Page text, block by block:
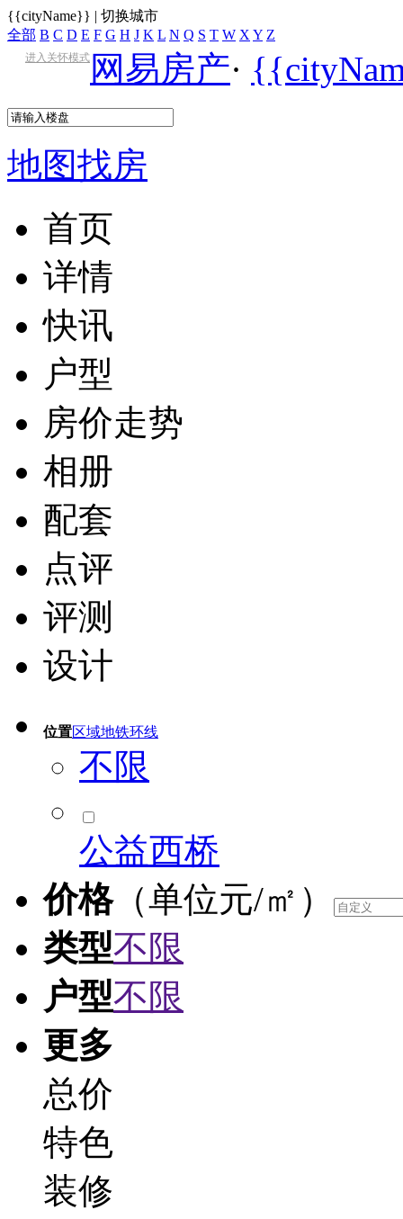
{{cityName}} | 切换城市
全部 B C D E F G H J K L N Q S T W X Y Z
进入关怀模式 网易房产·
地图找房
首页
详情
快讯
户型
房价走势
相册
配套
点评
评测
设计
位置区域地铁环线
不限
公益西桥
价格（单位元/㎡）
类型不限
户型不限
更多
总价
特色
装修